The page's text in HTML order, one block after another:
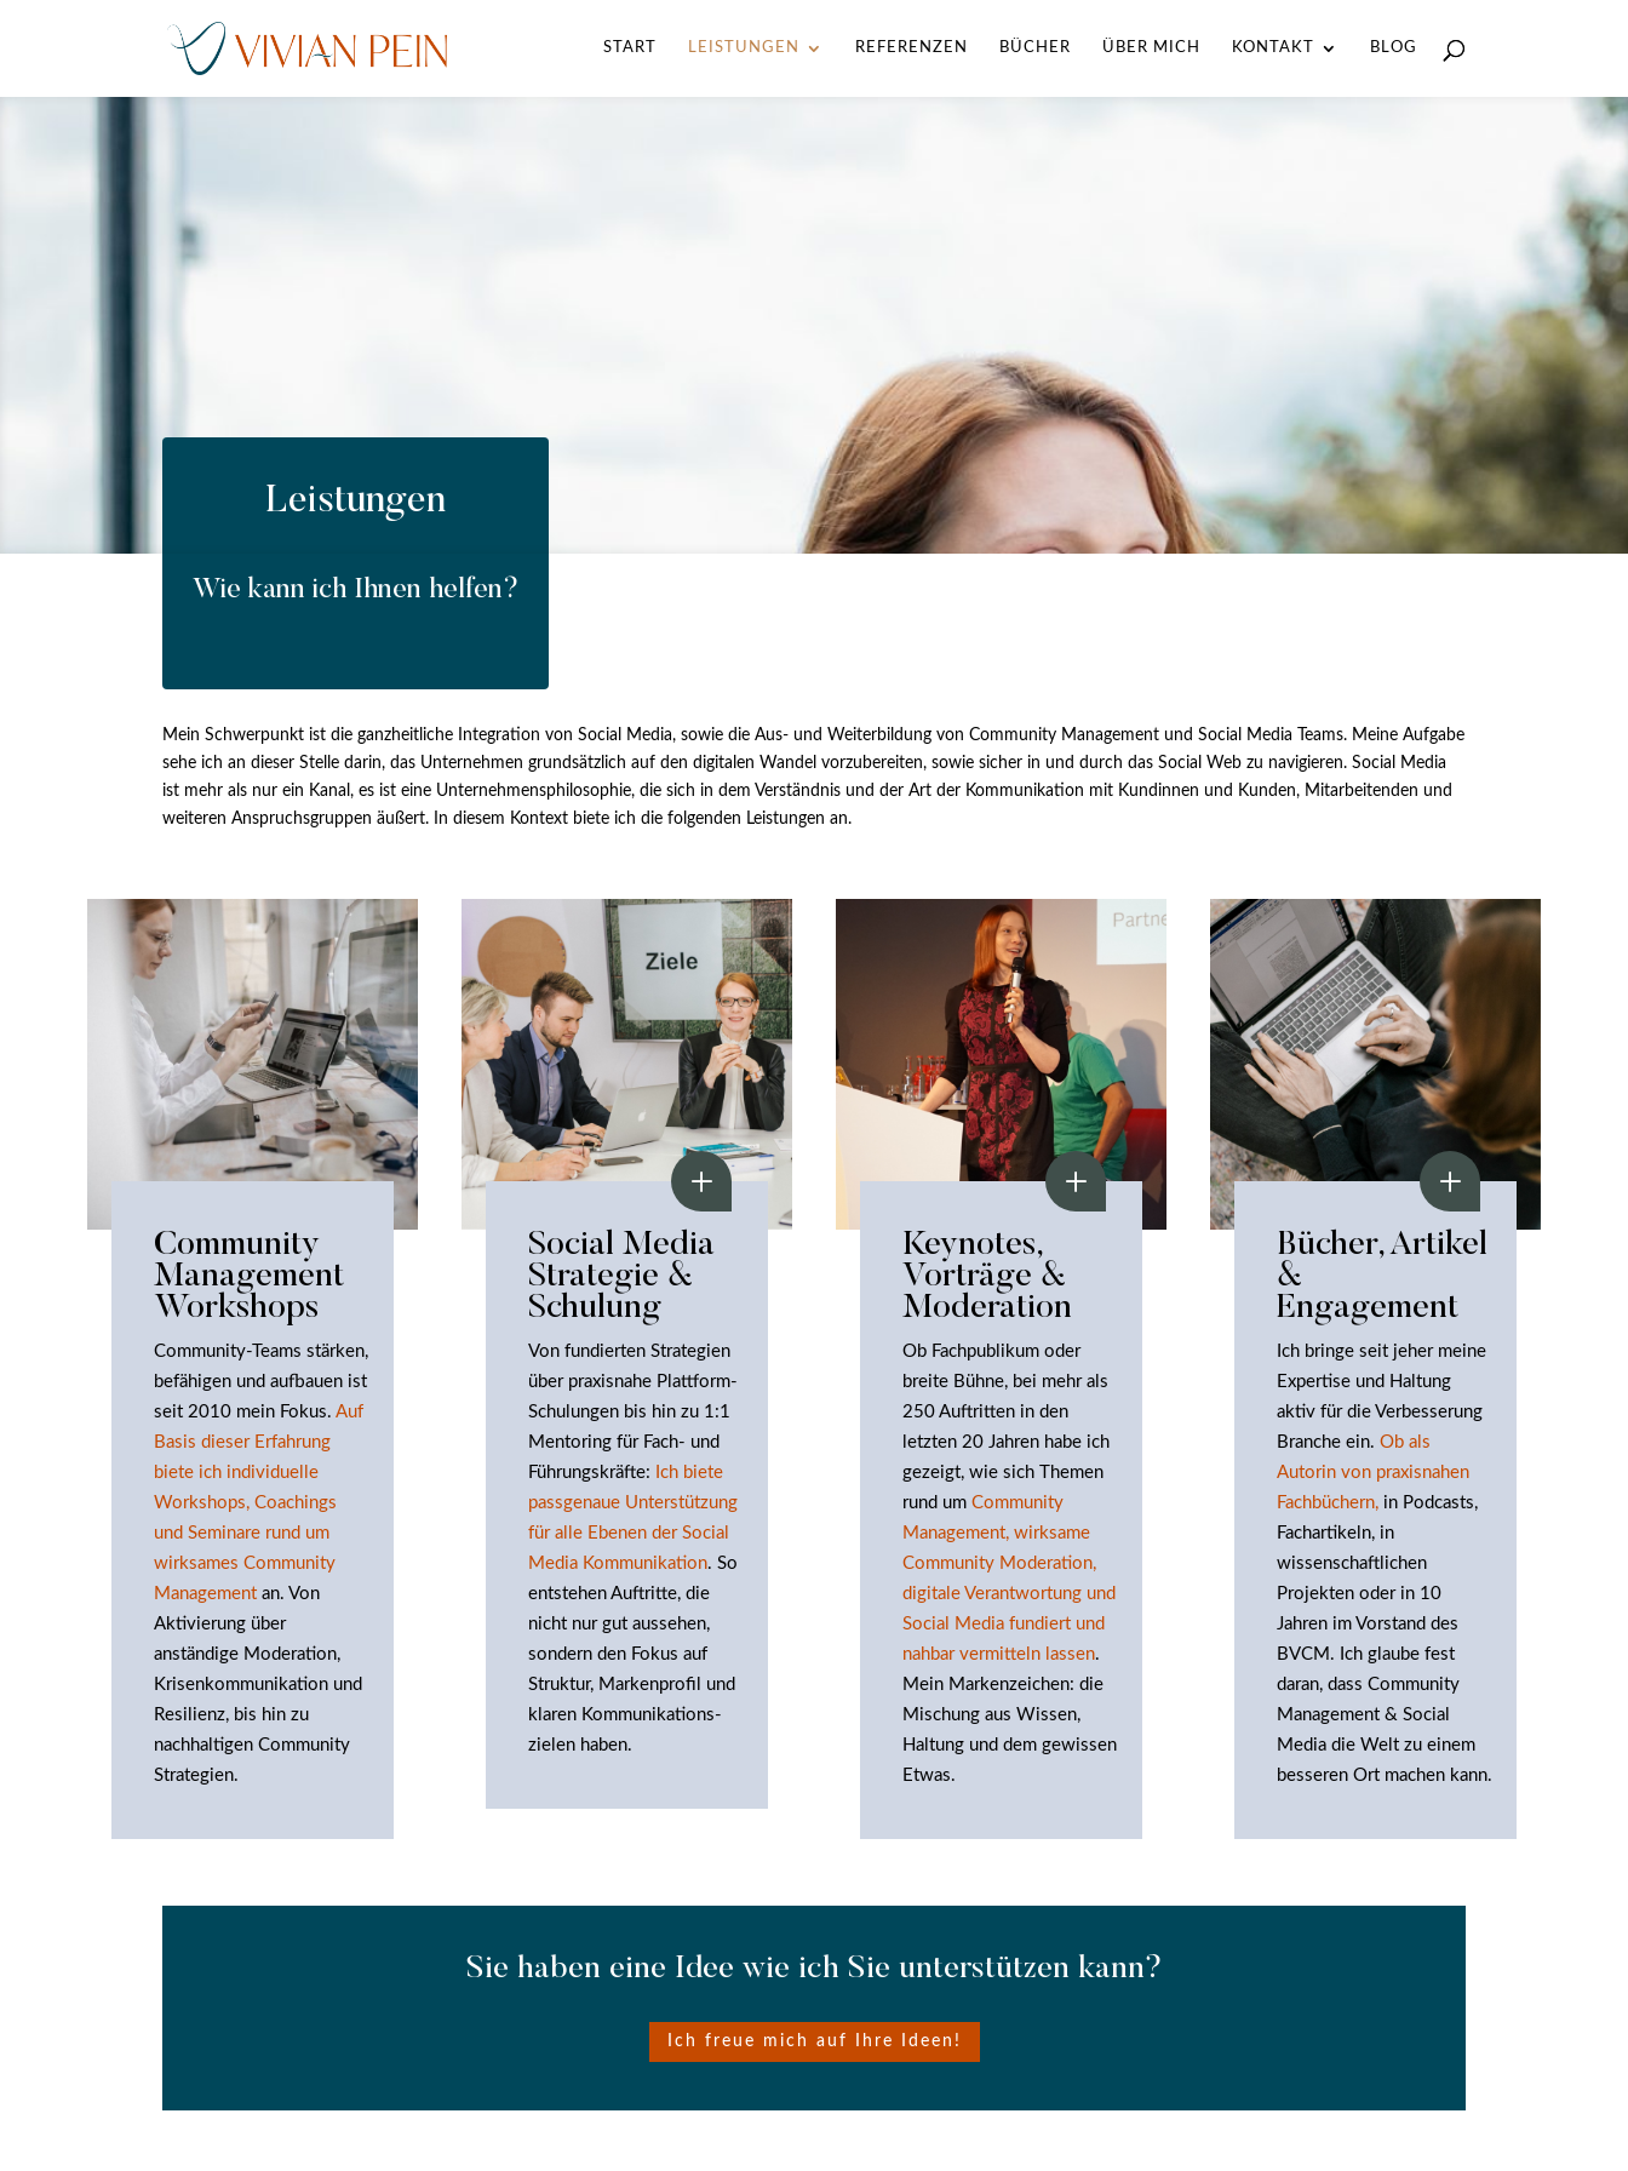
START LEISTUNGEN REFERENZEN BÜCHER ÜBER MICH KONTAKT BLOG
Leistungen
Wie kann ich Ihnen helfen?
Mein Schwerpunkt ist die ganzheitliche Integration von Social Media, sowie die Aus- und Weiterbildung von Community Management und Social Media Teams. Meine Aufgabe
sehe ich an dieser Stelle darin, das Unternehmen grundsätzlich auf den digitalen Wandel vorzubereiten, sowie sicher in und durch das Social Web zu navigieren.Social Media
ist mehr als nur ein Kanal, es ist eine Unternehmensphilosophie, die sich in dem Verständnis und der Art der Kommunikation mit Kundinnen und Kunden, Mitarbeitenden und
weiteren Anspruchsgruppen äußert. In diesem Kontext biete ich die folgenden Leistungen an.
Community
Management
Workshops
Community-Teams stärken,
befähigen und aufbauen ist
seit 2010 mein Fokus. Auf
Basis dieser Erfahrung
biete ich individuelle
Workshops, Coachings
und Seminare rund um
wirksames Community
Management an. Von
Aktivierung über
anständige Moderation,
Krisenkommunikation und
Resilienz, bis hin zu
nachhaltigen Community
Strategien.
Social Media
Strategie &
Schulung
Von fundierten Strategien
über praxisnahe Plattform-
Schulungen bis hin zu 1:1
Mentoring für Fach- und
Führungskräfte: Ich biete
passgenaue Unterstützung
für alle Ebenen der Social
Media Kommunikation. So
entstehen Auftritte, die
nicht nur gut aussehen,
sondern den Fokus auf
Struktur, Markenprofil und
klaren Kommunikations-
zielen haben.
Keynotes,
Vorträge &
Moderation
Ob Fachpublikum oder
breite Bühne, bei mehr als
250 Auftritten in den
letzten 20 Jahren habe ich
gezeigt, wie sich Themen
rund um Community
Management, wirksame
Community Moderation,
digitale Verantwortung und
Social Media fundiert und
nahbar vermitteln lassen.
Mein Markenzeichen: die
Mischung aus Wissen,
Haltung und dem gewissen
Etwas.
Bücher, Artikel
&
Engagement
Ich bringe seit jeher meine
Expertise und Haltung
aktiv für die Verbesserung
Branche ein. Ob als
Autorin von praxisnahen
Fachbüchern, in Podcasts,
Fachartikeln, in
wissenschaftlichen
Projekten oder in 10
Jahren im Vorstand des
BVCM. Ich glaube fest
daran, dass Community
Management & Social
Media die Welt zu einem
besseren Ort machen kann.
Sie haben eine Idee wie ich Sie unterstützen kann?
Ich freue mich auf Ihre Ideen!